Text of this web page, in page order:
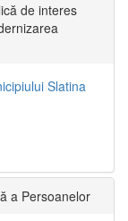
de interes
Slatina
a Persoanelor